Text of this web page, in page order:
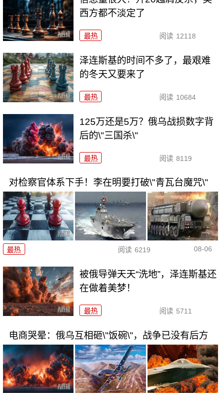
西方都不淡定了
最热 阅读 12118
泽连斯基的时间不多了，最艰难
的冬天又要来了
最热 阅读 10684
125万还是5万？俄乌战损数字背
后的\"三国杀\"
最热 阅读 8119
对检察官体系下手！李在明要打破\"青瓦台魔咒\"
最热 阅读 6219 08-06
被俄导弹天天“洗地”，泽连斯基还
在做着美梦！
最热 阅读 5711
电商哭晕：俄乌互相砸\"饭碗\"，战争已没有后方